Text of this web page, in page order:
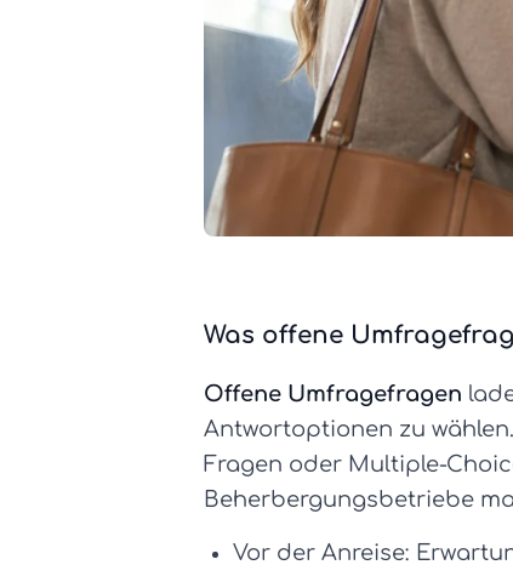
Was offene
Offene Umfragefragen
Antwortoptionen zu
Fragen oder Multiple-
Beherbergungsbetriebe
Vor der Anreise: